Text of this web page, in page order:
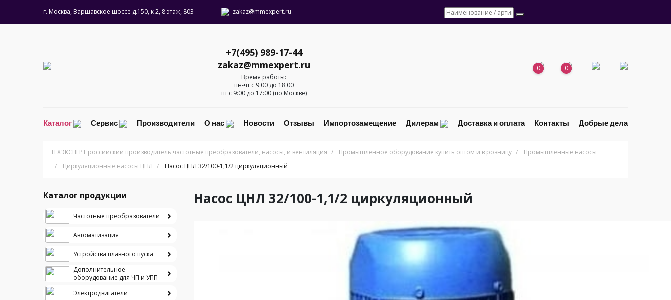
г. Москва, Варшавское шоссе д.150, к 2, 8 этаж, 803 zakaz@mmexpert.ru
+7(495) 989-17-44
zakaz@mmexpert.ru
Время работы:
пн-чт с 9:00 до 18:00
пт с 9:00 до 17:00 (по Москве)
0 0
Каталог Сервис Производители О нас Новости Отзывы Импортозамещение Дилерам Доставка и оплата Контакты Добрые дела
ТЕХЭКСПЕРТ российский производитель частотные преобразователи, насосы, и вентиляция / Промышленное оборудование купить оптом и в розницу /
Промышленные насосы
/
Циркуляционные насосы ЦНЛ / Насос ЦНЛ 32/100-1,1/2 циркуляционный
Каталог продукции
Частотные преобразователи
Автоматизация
Устройства плавного пуска
Дополнительное
оборудование для ЧП и УПП
Электродвигатели
Насос ЦНЛ 32/100-1,1/2 циркуляционный